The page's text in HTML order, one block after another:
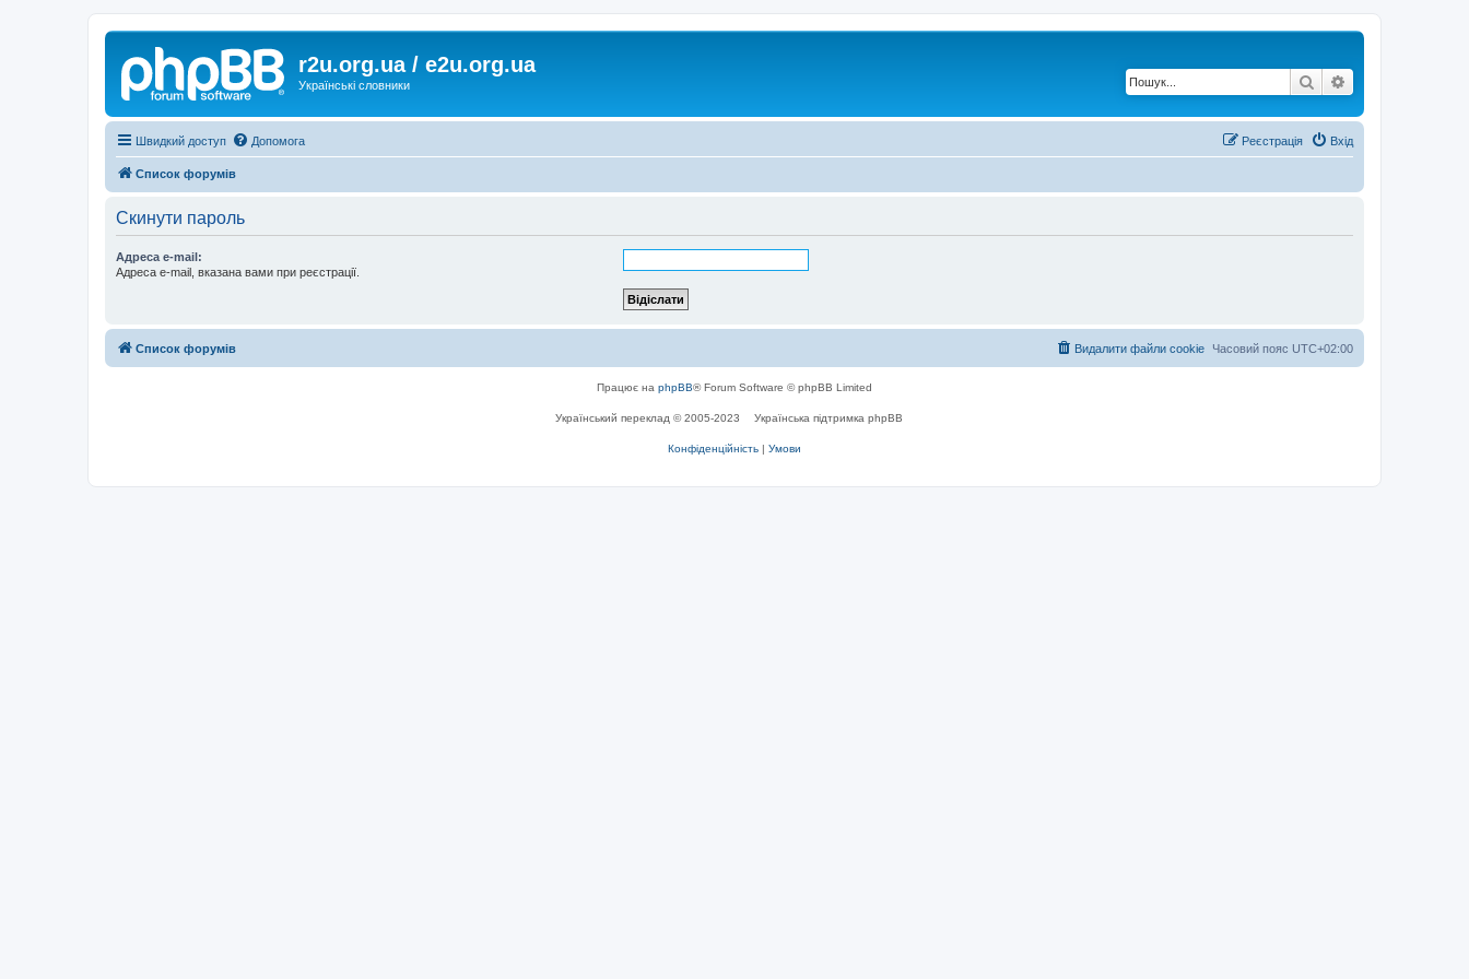
r2u.org.ua / e2u.org.ua
Українські словники Пошук
Швидкий доступ Допомога Вхід
Реєстрація
Список форумів
Скинути пароль
Адреса e-mail:
Адреса e-mail, вказана вами при реєстрації.
Список форумів Часовий пояс UTC+02:00
Видалити файли cookie
Працює на phpBB® Forum Software © phpBB Limited
Український переклад © 2005-2023 Українська підтримка phpBB
Конфіденційність | Умови